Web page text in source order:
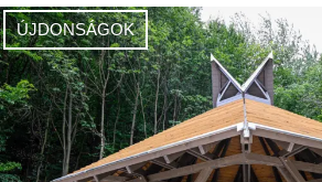
ÚJDONSÁGOK